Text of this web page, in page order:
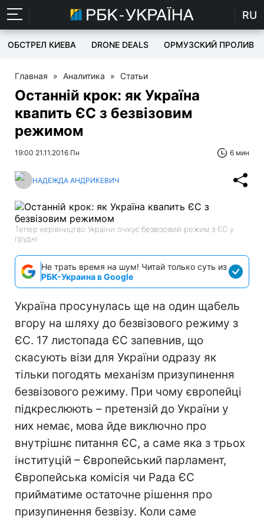
RU
ОБСТРЕЛ КИЕВА DRONE DEALS ОРМУЗСКИЙ ПРОЛИВ
Главная » Аналитика » Статьи
Останній крок: як Україна
квапить ЄС з безвізовим
режимом
19:00 21.11.2016 Пн 6 мин
НАДЕЖДА АНДРИКЕВИЧ
Тепер керівництво України очікує безвізовий режим з ЄС у
грудні
Не трать время на шум! Читай только суть из
РБК-Украина в Google
Україна просунулась ще на один щабель
вгору на шляху до безвізового режиму з
ЄС. 17 листопада ЄС запевнив, що
скасують візи для України одразу як
тільки погодять механізм призупинення
безвізового режиму. При чому європейці
підкреслюють – претензій до України у
них немає, мова йде виключно про
внутрішнє питання ЄС, а саме яка з трьох
інституцій – Європейський парламент,
Європейська комісія чи Рада ЄС
прийматиме остаточне рішення про
призупинення безвізу. Коли саме